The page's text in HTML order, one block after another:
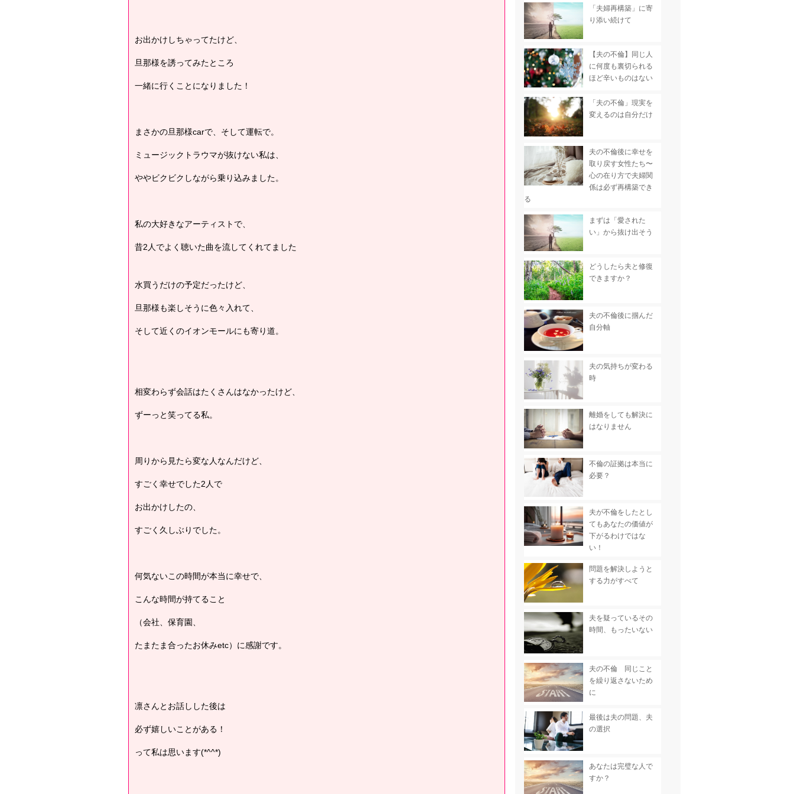
お出かけしちゃってたけど、
旦那様を誘ってみたところ
一緒に行くことになりました！
まさかの旦那様carで、そして運転で。
ミュージックトラウマが抜けない私は、
ややビクビクしながら乗り込みました。
私の大好きなアーティストで、
昔2人でよく聴いた曲を流してくれてました
水買うだけの予定だったけど、
旦那様も楽しそうに色々入れて、
そして近くのイオンモールにも寄り道。
相変わらず会話はたくさんはなかったけど、
ずーっと笑ってる私。
周りから見たら変な人なんだけど、
すごく幸せでした2人で
お出かけしたの、
すごく久しぶりでした。
何気ないこの時間が本当に幸せで、
こんな時間が持てること
（会社、保育園、
たまたま合ったお休みetc）に感謝です。
凛さんとお話しした後は
必ず嬉しいことがある！
って私は思います(*^^*)
「夫婦再構築」に寄
り添い続けて
【夫の不倫】同じ人
に何度も裏切られる
ほど辛いものはない
「夫の不倫」現実を
変えるのは自分だけ
夫の不倫後に幸せを
取り戻す女性たち〜
心の在り方で夫婦関
係は必ず再構築でき
る
まずは「愛された
い」から抜け出そう
どうしたら夫と修復
できますか？
夫の不倫後に掴んだ
自分軸
夫の気持ちが変わる
時
離婚をしても解決に
はなりません
不倫の証拠は本当に
必要？
夫が不倫をしたとし
てもあなたの価値が
下がるわけではな
い！
問題を解決しようと
する力がすべて
夫を疑っているその
時間、もったいない
夫の不倫 同じこと
を繰り返さないため
に
最後は夫の問題、夫
の選択
あなたは完璧な人で
すか？